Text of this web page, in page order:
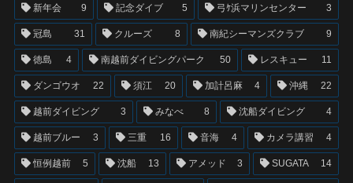
新年会 9 記念ダイブ 5 弓ｹ浜マリンセンター 3
冠島 31 クルーズ 8 南紀シーマンズクラブ 9
徳島 4 南越前ダイビングパーク 50 レスキュー 11
ダンゴウオ 22 須江 20 加計呂麻 4 沖縄 22
越前ダイビング 3 みなべ 8 沈船ダイビング 4
越前ブルー 3 三重 16 音海 4 カメラ講習 4
恒例越前 5 沈船 13 アメッド 3 SUGATA 14